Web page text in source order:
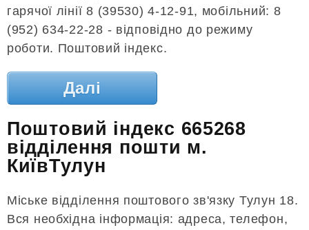
гарячої лінії 8 (39530) 4-12-91, мобільний: 8
(952) 634-22-28 - відповідно до режиму
роботи. Поштовий індекс.
Далі
Поштовий індекс 665268
відділення пошти м.
КиївТулун
Міське відділення поштового зв'язку Тулун 18.
Вся необхідна інформація: адреса, телефон,